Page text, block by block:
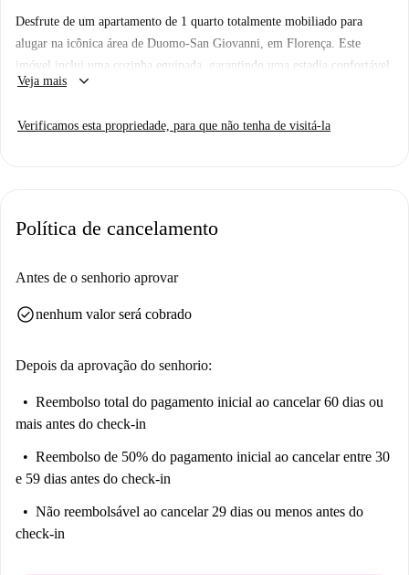
Desfrute de um apartamento de 1 quarto totalmente mobiliado para
alugar na icônica área de Duomo-San Giovanni, em Florença. Este
imóvel inclui uma cozinha equipada, garantindo uma estadia confortável
no coração da cidade. Verificado pela Spotahome, este apartamento
Judaico de Florença, que mostram a rica história e a vida vibrante da
Veja mais keyboard_arrow_down
Verificamos esta propriedade, para que não tenha de visitá-la
Política de cancelamento
Antes de o senhorio aprovar
check_circlenenhum valor será cobrado
Depois da aprovação do senhorio:
Reembolso total do pagamento inicial ao cancelar 60 dias ou
mais antes do check-in
Reembolso de 50% do pagamento inicial ao cancelar entre 30
e 59 dias antes do check-in
Não reembolsável ao cancelar 29 dias ou menos antes do
check-in